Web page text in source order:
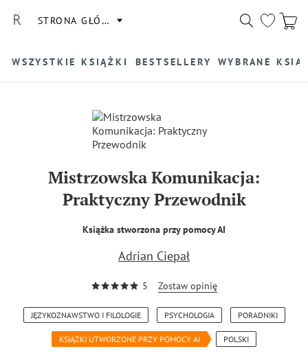
STRONA GŁÓWNA
WSZYSTKIE KSIĄŻKI BESTSELLERY WYBRANE
Mistrzowska Komunikacja:
Praktyczny Przewodnik
Książka stworzona przy pomocy AI
Adrian Ciepał
5 Zostaw opinię
JĘZYKOZNAWSTWO I FILOLOGIE PSYCHOLOGIA PORADNIKI
KSIĄŻKI UTWORZONE PRZY POMOCY AI POLSKI